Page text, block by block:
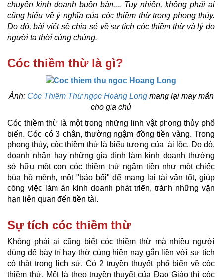
chuyên kinh doanh buôn bán.... Tuy nhiên, không phải ai
cũng hiểu về ý nghĩa của cóc thiềm thừ trong phong thủy.
Do đó, bài viết sẽ chia sẻ về sự tích cóc thiềm thừ và lý do
người ta thời cúng chúng.
Cóc thiềm thừ là gì?
Ảnh: Cóc Thiềm Thừ ngọc Hoàng Longmang lại may mắn
cho gia chủ
Cóc thiềm thừ là một trong những linh vật phong thủy phổ
biến. Cóc có 3 chân, thường ngậm đồng tiền vàng. Trong
phong thủy, cóc thiềm thừ là biểu tượng của tài lộc. Do đó,
doanh nhân hay những gia đình làm kinh doanh thường
sở hữu một con cóc thiềm thừ ngậm tiền như một chiếc
bùa hộ mệnh, một "bảo bối" để mang lại tài vận tốt, giúp
công việc làm ăn kinh doanh phát triển, tránh những vận
hạn liên quan đến tiền tài.
Sự tích cóc thiềm thừ
Không phải ai cũng biết cóc thiềm thừ mà nhiều người
dùng để bày trí hay thờ cúng hiện nay gắn liền với sự tích
có thật trong lịch sử. Có 2 truyền thuyết phổ biến về cóc
thiềm thừ. Một là theo truyền thuyết của Đạo Giáo thì cóc